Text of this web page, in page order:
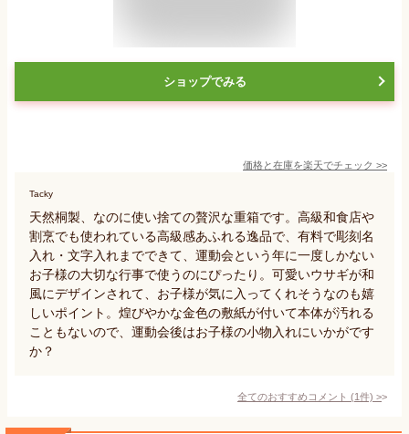
ショップでみる
価格と在庫を楽天でチェック >>
Tacky
天然桐製、なのに使い捨ての贅沢な重箱です。高級和食店や
割烹でも使われている高級感あふれる逸品で、有料で彫刻名
入れ・文字入れまでできて、運動会という年に一度しかない
お子様の大切な行事で使うのにぴったり。可愛いウサギが和
風にデザインされて、お子様が気に入ってくれそうなのも嬉
しいポイント。煌びやかな金色の敷紙が付いて本体が汚れる
こともないので、運動会後はお子様の小物入れにいかがです
か？
全てのおすすめコメント (1件) >